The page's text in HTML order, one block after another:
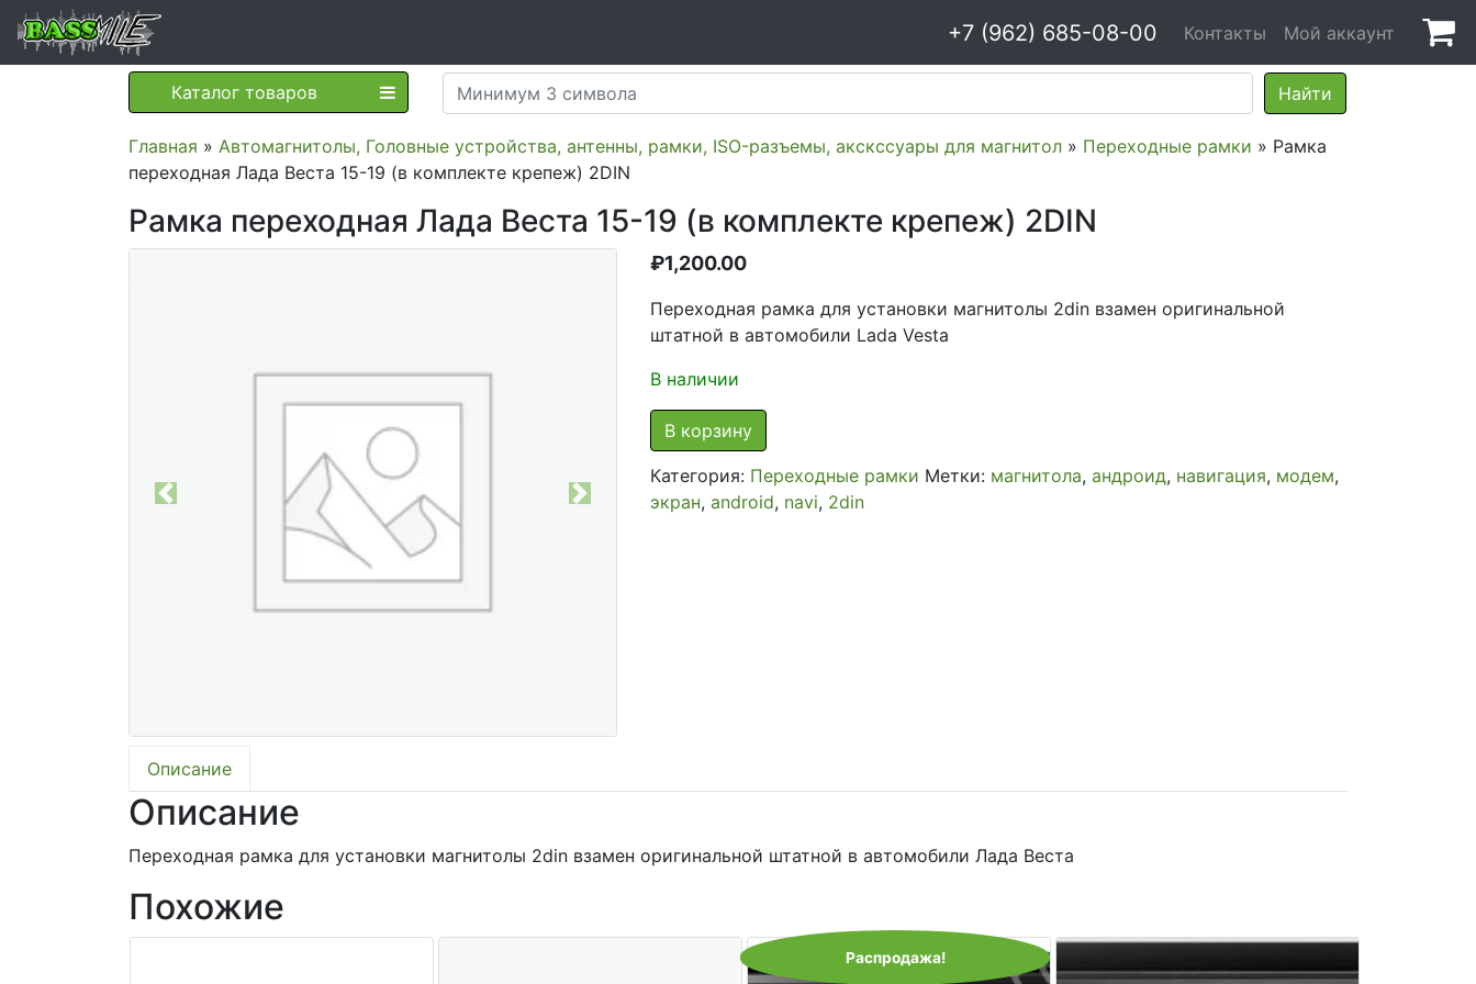
+7 (962) 685-08-00 Контакты Мой аккаунт
Каталог товаров
Главная » Автомагнитолы, Головные устройства, антенны, рамки, ISO-разъемы, акскссуары для магнитол » Переходные рамки » Рамка
переходная Лада Веста 15-19 (в комплекте крепеж) 2DIN
Рамка переходная Лада Веста 15-19 (в комплекте крепеж) 2DIN
Previous Next
₽1,200.00
Переходная рамка для установки магнитолы 2din взамен оригинальной
штатной в автомобили Lada Vesta
В наличии
В корзину
Категория: Переходные рамки Метки: магнитола, андроид, навигация, модем,
экран, android, navi, 2din
Описание
Описание
Переходная рамка для установки магнитолы 2din взамен оригинальной штатной в автомобили Лада Веста
Похожие
Распродажа!